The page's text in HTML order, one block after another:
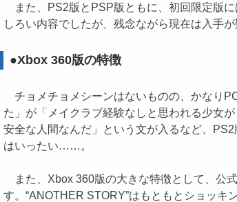
また、PS2版とPSP版ともに、初回限定版
しろい内容でしたが、残念ながら現在は入手が
●Xbox 360版の特徴
チョメチョメシーンはないものの、かなり
た」が「メイクラブ経験なしと思われる少女
安全な人間なんだ」という文が入るなど、
はいったい……。
また、Xbox 360版の大きな特徴として、公
す。“ANOTHER STORY”はもともとショッキ